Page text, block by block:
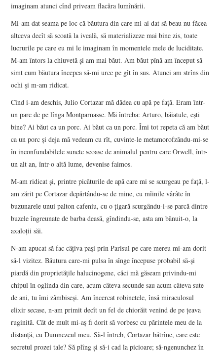
imaginam atunci cînd priveam flacăra lumînării.
Mi-am dat seama pe loc că băutura din care mi-ai dat să beau nu făcea
altceva decît să scoată la iveală, să materializeze mai bine zis, toate
lucrurile pe care eu mi le imaginam în momentele mele de luciditate.
M-am întors la chiuvetă şi am mai băut. Am băut pînă am început să
simt cum băutura începea să-mi urce pe gît în sus. Atunci am strîns din
ochi şi m-am ridicat.
Cînd i-am deschis, Julio Cortazar mă dădea cu apă pe faţă. Eram într-
un parc de pe lînga Montparnasse. Mă întreba: Arturo, băiatule, eşti
bine? Ai băut ca un porc. Ai băut ca un porc. Îmi tot repeta că am băut
ca un porc şi deja mă vedeam cu rît, cuvinte-le metamorofzându-mi-se
în inconfundabilele sunete scoase de animalul pentru care Orwell, într-
un alt an, într-o altă lume, devenise faimos.
M-am ridicat şi, printre picăturile de apă care mi se scurgeau pe faţă, l-
am zărit pe Cortazar depărtându-se de mine, cu mîinile vârâte în
buzunarele unui palton cafeniu, cu o ţigară scurgându-i-se parcă dintre
buzele îngreunate de barba deasă, gîndindu-se, asta am bănuit-o, la
axaloţii săi.
N-am apucat să fac câţiva paşi prin Parisul pe care mereu mi-am dorit
să-l vizitez. Băutura care-mi pulsa în sînge începuse probabil să-şi
piardă din proprietăţile halucinogene, căci mă găseam privindu-mi
chipul în oglinda din care, acum câteva secunde sau acum câteva sute
de ani, tu îmi zâmbiseşi. Am încercat robinetele, însă miraculosul
elixir secase, n-am primit decît un fel de chiorăit venind de pe ţeava
ruginită. Cât de mult mi-aş fi dorit să vorbesc cu părintele meu de la
distanţă, cu Dumnezeul meu. Să-l întreb, Cortazar bătrîne, care este
secretul prozei tale? Să plîng şi să-i cad la picioare; să-ngenunchez în